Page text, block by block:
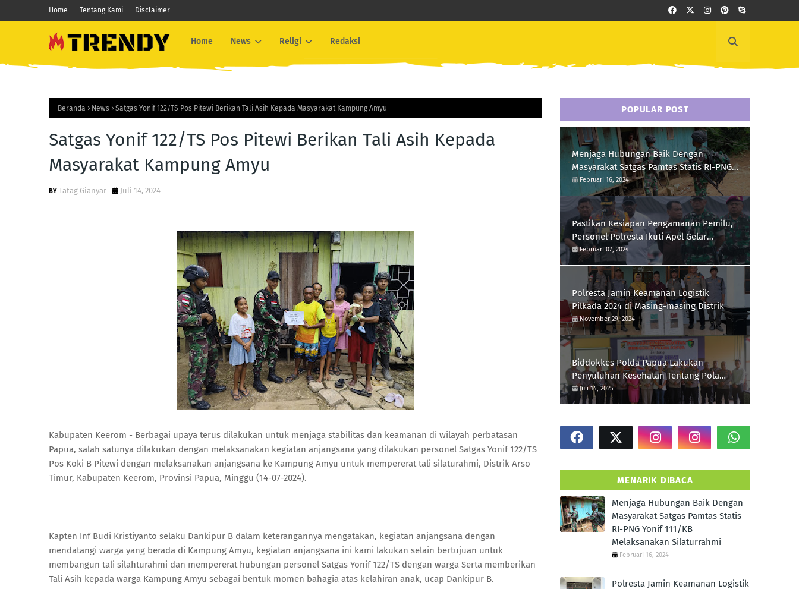
Home Tentang Kami Disclaimer
Home News Religi Redaksi
Beranda News Satgas Yonif 122/TS Pos Pitewi Berikan Tali Asih Kepada Masyarakat Kampung Amyu
Satgas Yonif 122/TS Pos Pitewi Berikan Tali Asih Kepada
Masyarakat Kampung Amyu
Tatag Gianyar Juli 14, 2024
Kabupaten Keerom - Berbagai upaya terus dilakukan untuk menjaga stabilitas dan keamanan di wilayah perbatasan
Papua, salah satunya dilakukan dengan melaksanakan kegiatan anjangsana yang dilakukan personel Satgas Yonif 122/TS
Pos Koki B Pitewi dengan melaksanakan anjangsana ke Kampung Amyu untuk mempererat tali silaturahmi, Distrik Arso
Timur, Kabupaten Keerom, Provinsi Papua, Minggu (14-07-2024).
Kapten Inf Budi Kristiyanto selaku Dankipur B dalam keterangannya mengatakan, kegiatan anjangsana dengan
mendatangi warga yang berada di Kampung Amyu, kegiatan anjangsana ini kami lakukan selain bertujuan untuk
membangun tali silahturahmi dan mempererat hubungan personel Satgas Yonif 122/TS dengan warga Serta memberikan
Tali Asih kepada warga Kampung Amyu sebagai bentuk momen bahagia atas kelahiran anak, ucap Dankipur B.
POPULAR POST
Menjaga Hubungan Baik Dengan
Masyarakat Satgas Pamtas Statis RI-PNG
Yonif 111/KB Melaksanakan Silaturrahmi
Februari 16, 2024
Pastikan Kesiapan Pengamanan Pemilu,
Personel Polresta Ikuti Apel Gelar
Pasukan Hari Ini
Februari 07, 2024
Polresta Jamin Keamanan Logistik
Pilkada 2024 di Masing-masing Distrik
November 29, 2024
Biddokkes Polda Papua Lakukan
Penyuluhan Kesehatan Tentang Pola
Hidup Sehat Di Polres Supiori
Juli 14, 2025
MENARIK DIBACA
Menjaga Hubungan Baik Dengan
Masyarakat Satgas Pamtas Statis
RI-PNG Yonif 111/KB
Melaksanakan Silaturrahmi
Februari 16, 2024
Polresta Jamin Keamanan Logistik